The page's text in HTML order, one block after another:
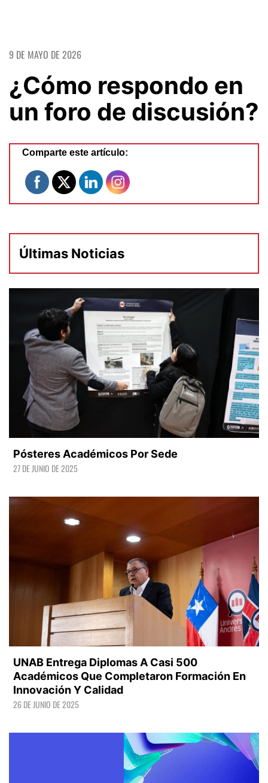
9 DE MAYO DE 2026
¿Cómo respondo en
un foro de discusión?
Comparte este artículo:
Últimas Noticias
Pósteres Académicos Por Sede
27 DE JUNIO DE 2025
UNAB Entrega Diplomas A Casi 500
Académicos Que Completaron Formación En
Innovación Y Calidad
26 DE JUNIO DE 2025